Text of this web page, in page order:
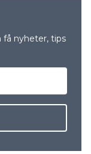
få nyheter, tips